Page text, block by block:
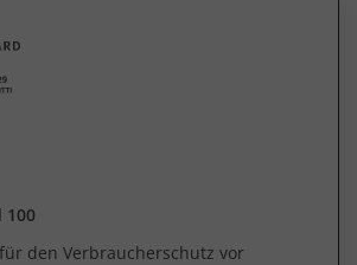
100
den Verbraucherschutz vor